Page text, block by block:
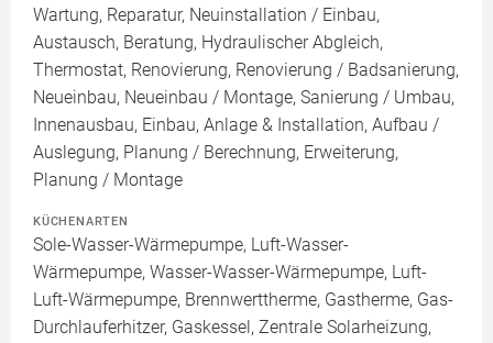
Wartung, Reparatur, Neuinstallation / Einbau,
Austausch, Beratung, Hydraulischer Abgleich,
Thermostat, Renovierung, Renovierung / Badsanierung,
Neueinbau, Neueinbau / Montage, Sanierung / Umbau,
Innenausbau, Einbau, Anlage & Installation, Aufbau /
Auslegung, Planung / Berechnung, Erweiterung,
Planung / Montage
KÜCHENARTEN
Sole-Wasser-Wärmepumpe, Luft-Wasser-
Wärmepumpe, Wasser-Wasser-Wärmepumpe, Luft-
Luft-Wärmepumpe, Brennwerttherme, Gastherme, Gas-
Durchlauferhitzer, Gaskessel, Zentrale Solarheizung,